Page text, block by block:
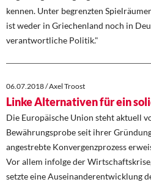
kennen. Unter begrenzten
ist weder in Griechenland noch in
verantwortliche Politik."
06.07.2018 / Axel Troost
Linke Alternativen für ein
Die Europäische Union steht aktuell
Bewährungsprobe seit ihrer
angestrebte Konvergenzprozess
Vor allem infolge der
setzte eine Auseinanderentwicklung